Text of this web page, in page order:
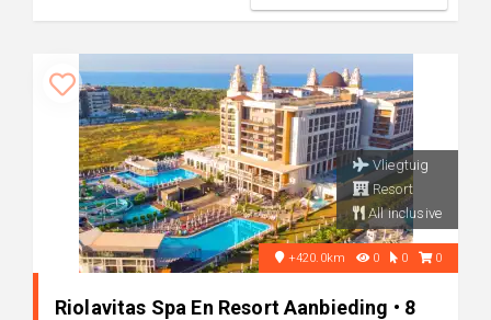
Vliegtuig
Resort
All inclusive
+420.0km 0 0 0
Riolavitas Spa En Resort Aanbieding • 8